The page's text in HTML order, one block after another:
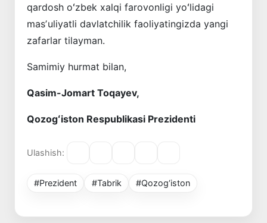
qardosh oʻzbek xalqi farovonligi yoʻlidagi
masʼuliyatli davlatchilik faoliyatingizda yangi
zafarlar tilayman.
Samimiy hurmat bilan,
Qasim-Jomart Toqayev,
Qozogʻiston Respublikasi Prezidenti
Ulashish:
#Prezident #Tabrik #Qozog‘iston